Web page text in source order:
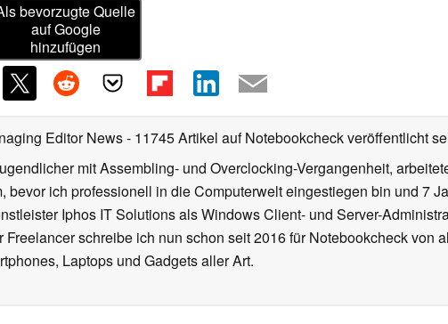
bevorzugte Quelle
auf Google
hinzufügen
Editor News- 11745 Artikel auf Notebookcheck veröffentlicht
mit Assembling- und Overclocking-Vergangenheit,
bevor ich professionell in die Computerwelt eingestiegen bin und 7
Iphos IT Solutions als Windows Client- und Server-
Freelancer schreibe ich nun schon seit 2016 für Notebookcheck von
Laptops und Gadgets aller Art.